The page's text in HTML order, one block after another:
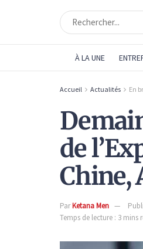
À LA UNE
Accueil Actualités En
de
Chine,
ParKetana Men
Temps de lecture : 3 mins